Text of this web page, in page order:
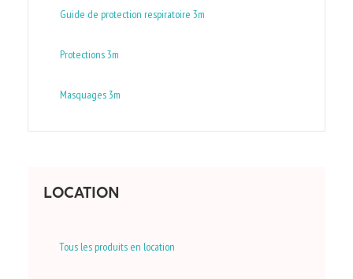
Guide de protection respiratoire 3m
Protections 3m
Masquages 3m
LOCATION
Tous les produits en location